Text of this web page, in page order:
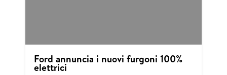
Ford annuncia i nuovi furgoni 100%
elettrici